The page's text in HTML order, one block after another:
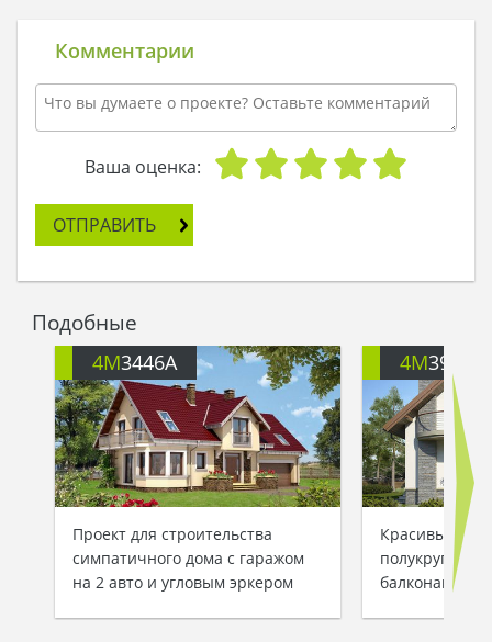
Комментарии
Ваша оценка:
ОТПРАВИТЬ
Подобные
4M3446A
Проект для строительства
симпатичного дома с гаражом
на 2 авто и угловым эркером
4M391
Красивый
балконами